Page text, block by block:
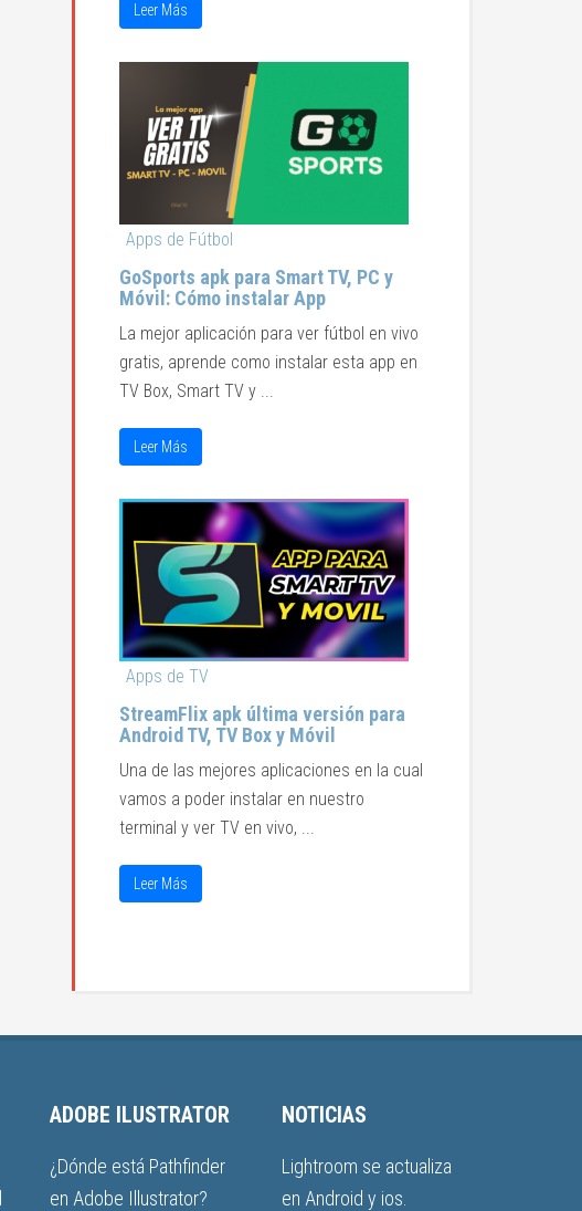
Leer Más
Apps de Fútbol
GoSports apk para Smart TV, PC y
Móvil: Cómo instalar App
La mejor aplicación para ver fútbol en vivo
gratis, aprende como instalar esta app en
TV Box, Smart TV y ...
Leer Más
Apps de TV
StreamFlix apk última versión para
Android TV, TV Box y Móvil
Una de las mejores aplicaciones en la cual
vamos a poder instalar en nuestro
terminal y ver TV en vivo, ...
Leer Más
ADOBE ILUSTRATOR
¿Dónde está Pathfinder
en Adobe Illustrator?
NOTICIAS
Lightroom se actualiza
en Android y ios.